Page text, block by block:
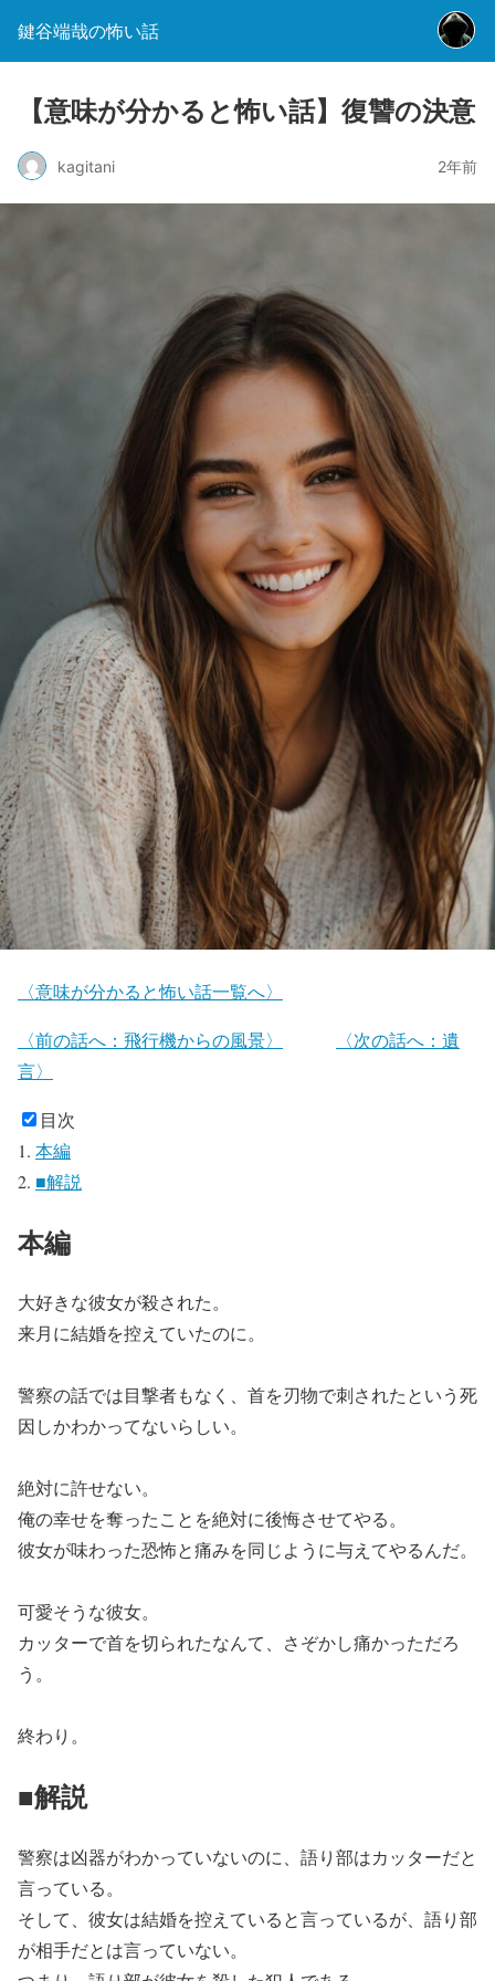
鍵谷端哉の怖い話
【意味が分かると怖い話】復讐の決意
kagitani 2年前
〈意味が分かると怖い話一覧へ〉
〈前の話へ：飛行機からの風景〉
〈次の話へ：遺
言〉
目次
本編
■解説
本編
大好きな彼女が殺された。
来月に結婚を控えていたのに。
警察の話では目撃者もなく、首を刃物で刺されたという死
因しかわかってないらしい。
絶対に許せない。
俺の幸せを奪ったことを絶対に後悔させてやる。
彼女が味わった恐怖と痛みを同じように与えてやるんだ。
可愛そうな彼女。
カッターで首を切られたなんて、さぞかし痛かっただろ
う。
終わり。
■解説
警察は凶器がわかっていないのに、語り部はカッターだと
言っている。
そして、彼女は結婚を控えていると言っているが、語り部
が相手だとは言っていない。